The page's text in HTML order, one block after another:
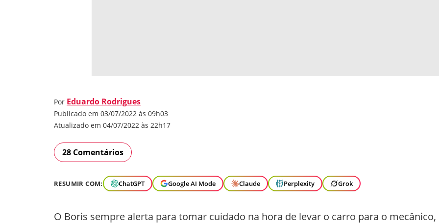
Por Eduardo Rodrigues
Publicado em 03/07/2022 às 09h03
Atualizado em 04/07/2022 às 22h17
28 Comentários
RESUMIR COM: ChatGPT Google AI Mode Claude Perplexity Grok
O Boris sempre alerta para tomar cuidado na hora de levar o carro para o mecânico,